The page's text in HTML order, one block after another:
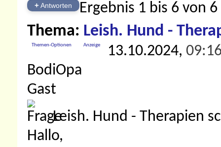
+Antworten Ergebnis 1 bis 6 von 6
Thema: Leish. Hund -
Themen-Optionen Anzeige 13.10.2024,
BodiOpa
Gast
Leish. Hund - Therapien
Hallo,